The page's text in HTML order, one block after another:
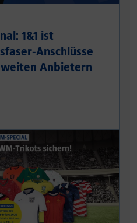
1&1 ist
Anschlüsse
Anbietern